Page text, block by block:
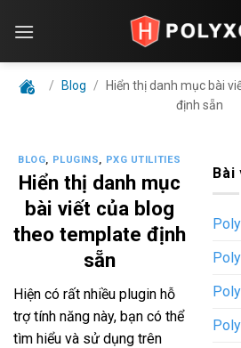
/ Blog /
Hiển thị danh mục bài
định sẵn
BLOG, PLUGINS, PXG UTILITIES
Hiển thị danh mục
bài viết của blog
theo template định
sẵn
Hiện có rất nhiều plugin hỗ
trợ tính năng này, bạn có thể
tìm hiểu và sử dụng trên
Bài